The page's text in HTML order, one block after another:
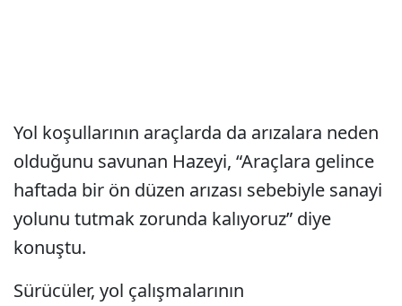
Yol koşullarının araçlarda da arızalara neden
olduğunu savunan Hazeyi, “Araçlara gelince
haftada bir ön düzen arızası sebebiyle sanayi
yolunu tutmak zorunda kalıyoruz” diye
konuştu.
Sürücüler, yol çalışmalarının